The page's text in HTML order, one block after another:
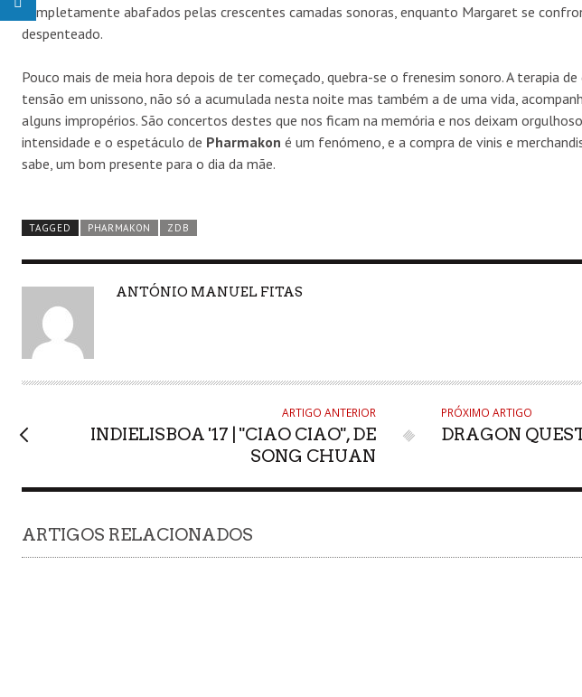
completamente abafados pelas crescentes camadas sonoras, enquanto Margaret se
despenteado.
Pouco mais de meia hora depois de ter começado, quebra-se o frenesim sonoro. A terapia
tensão em unissono, não só a acumulada nesta noite mas também a de uma vida,
alguns impropérios. São concertos destes que nos ficam na memória e nos deixam
intensidade e o espetáculo de Pharmakon é um fenómeno, e a compra de vinis e
sabe, um bom presente para o dia da mãe.
TAGGED PHARMAKON ZDB
AUTHOR
ANTÓNIO MANUEL FITAS
ARTIGO ANTERIOR
INDIELISBOA '17 | "CIAO CIAO", DE
SONG CHUAN
PRÓXIMO ARTIGO
DRAGON
ARTIGOS RELACIONADOS